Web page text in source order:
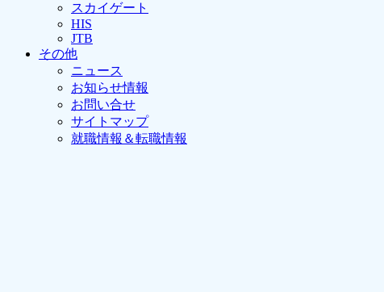
スカイゲート
HIS
JTB
その他
ニュース
お知らせ情報
お問い合せ
サイトマップ
就職情報＆転職情報